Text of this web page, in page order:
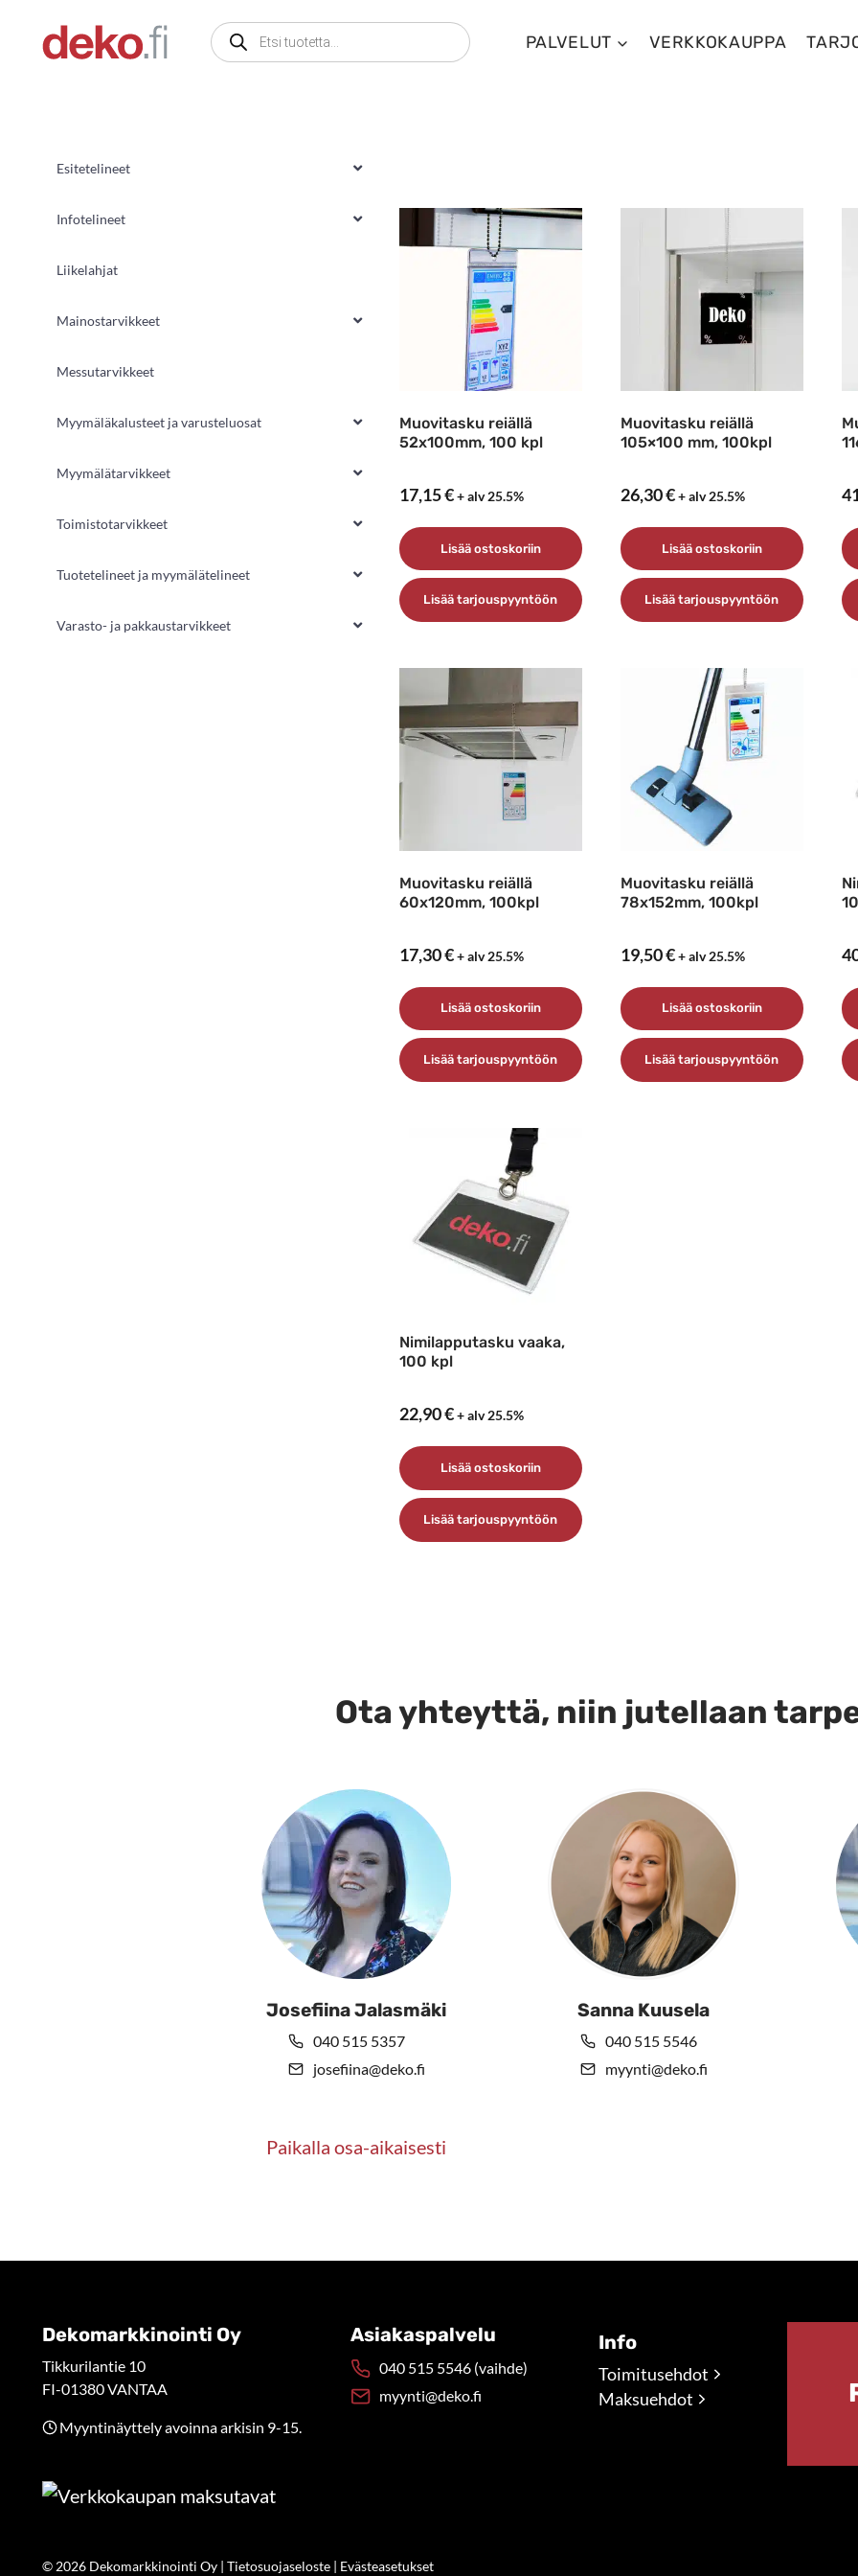
sisältöön
Products
search
PALVELUT VERKKOKAUPPA
Muovitasku reiällä
52x100mm, 100 kpl
17,15€+ alv 25.5%
Lisää ostoskoriin
Lisää tarjouspyyntöön
Muovitasku reiällä
105×100 mm, 100kpl
26,30€+ alv 25.5%
Lisää ostoskoriin
Lisää tarjouspyyntöön
Muovitasku reiällä
60x120mm, 100kpl
17,30€+ alv 25.5%
Lisää ostoskoriin
Lisää tarjouspyyntöön
Muovitasku reiällä
78x152mm, 100kpl
19,50€+ alv 25.5%
Lisää ostoskoriin
Lisää tarjouspyyntöön
Nimilapputasku vaaka,
100 kpl
22,90€+ alv 25.5%
Lisää ostoskoriin
Lisää tarjouspyyntöön
Esitetelineet
Infotelineet
Liikelahjat
Mainostarvikkeet
Messutarvikkeet
Myymäläkalusteet ja varusteluosat
Myymälätarvikkeet
Toimistotarvikkeet
Tuotetelineet ja myymälätelineet
Varasto- ja pakkaustarvikkeet
Ota yhteyttä, niin jutellaan
Josefiina Jalasmäki
040 515 5357
josefiina@deko.fi
Paikalla osa-aikaisesti
Sanna Kuusela
040 515 5546
myynti@deko.fi
Dekomarkkinointi Oy
Tikkurilantie 10
FI-01380 VANTAA
Myyntinäyttely avoinna arkisin 9-15.
Asiakaspalvelu
040 515 5546 (vaihde)
myynti@deko.fi
Info
Toimitusehdot
Maksuehdot
© 2026 Dekomarkkinointi Oy | Tietosuojaseloste | Evästeasetukset